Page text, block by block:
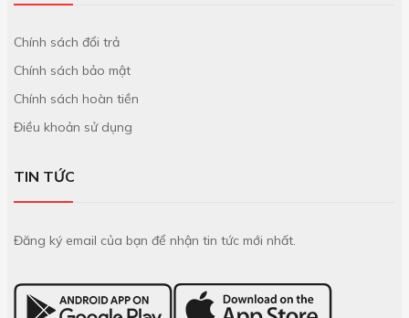
Chính sách đổi trả
Chính sách bảo mật
Chính sách hoàn tiền
Điều khoản sử dụng
TIN TỨC
Đăng ký email của bạn để nhận tin tức mới nhất.